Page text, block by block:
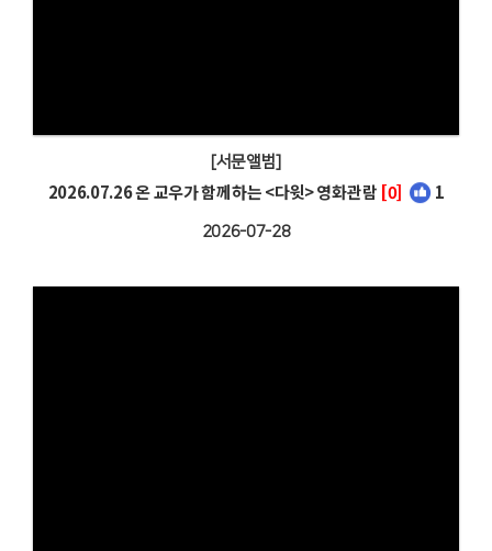
[서문앨범]
2026.07.26 온 교우가 함께하는 <다윗> 영화관람 [0] 1
2026-07-28